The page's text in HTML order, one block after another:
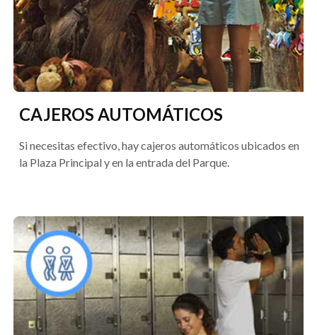
CAJEROS AUTOMÁTICOS
Si necesitas efectivo, hay cajeros automáticos ubicados en
la Plaza Principal y en la entrada del Parque.